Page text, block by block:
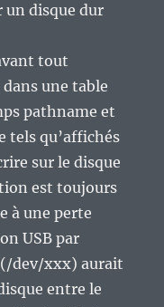
un disque dur
tout
une table
pathname et
tels qu’affichés
sur le disque
est toujours
à une perte
USB par
dev/xxx) aurait
entre le